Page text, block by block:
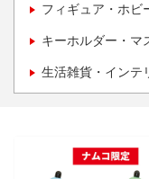
フィギュア・ホビ
キーホルダー・マ
生活雑貨・インテ